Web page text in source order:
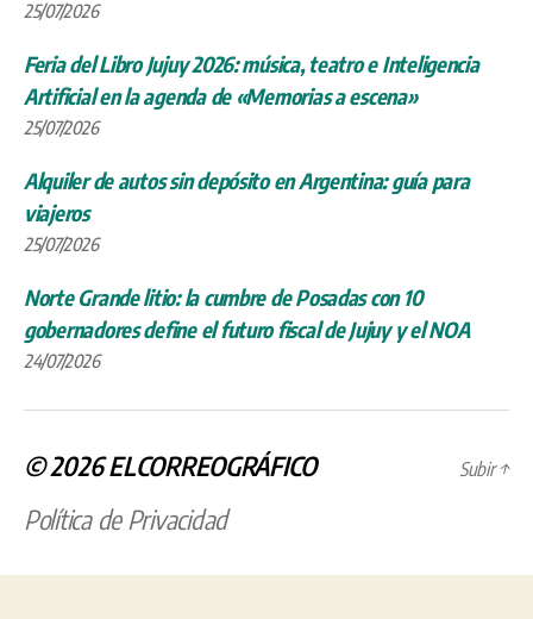
25/07/2026
Feria del Libro Jujuy 2026: música, teatro e Inteligencia
Artificial en la agenda de «Memorias a escena»
25/07/2026
Alquiler de autos sin depósito en Argentina: guía para
viajeros
25/07/2026
Norte Grande litio: la cumbre de Posadas con 10
gobernadores define el futuro fiscal de Jujuy y el NOA
24/07/2026
© 2026ELCORREOGRÁFICO
Política de Privacidad
Subir↑